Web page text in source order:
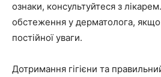
ознаки, консультуйтеся з
обстеження у дерматолога,
постійної уваги.
Дотримання гігієни та